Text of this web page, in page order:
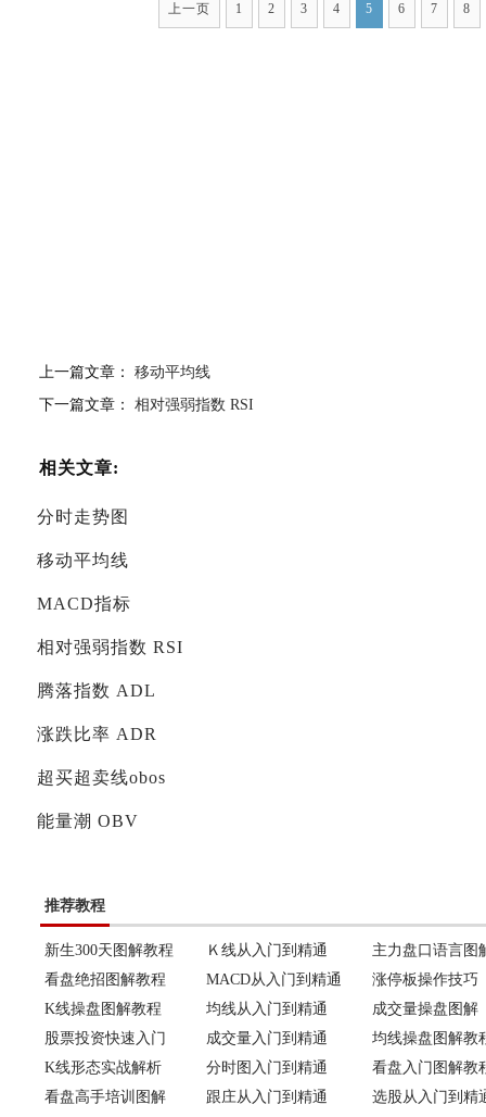
上一页 1 2 3 4 5 6 7 8
上一篇文章： 移动平均线
下一篇文章： 相对强弱指数 RSI
相关文章:
分时走势图
移动平均线
MACD指标
相对强弱指数 RSI
腾落指数 ADL
涨跌比率 ADR
超买超卖线obos
能量潮 OBV